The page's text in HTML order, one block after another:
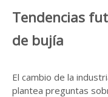
Tendencias
de bujía
El cambio de la
plantea preguntas